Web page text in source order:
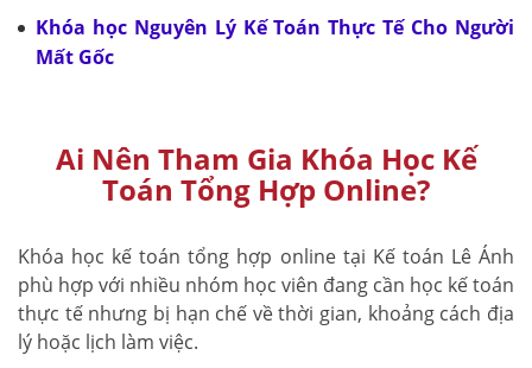
Khóa học Nguyên Lý Kế Toán Thực Tế Cho Người
Mất Gốc
Ai Nên Tham Gia Khóa Học Kế
Toán Tổng Hợp Online?
Khóa học kế toán tổng hợp online tại Kế toán Lê Ánh
phù hợp với nhiều nhóm học viên đang cần học kế toán
thực tế nhưng bị hạn chế về thời gian, khoảng cách địa
lý hoặc lịch làm việc.